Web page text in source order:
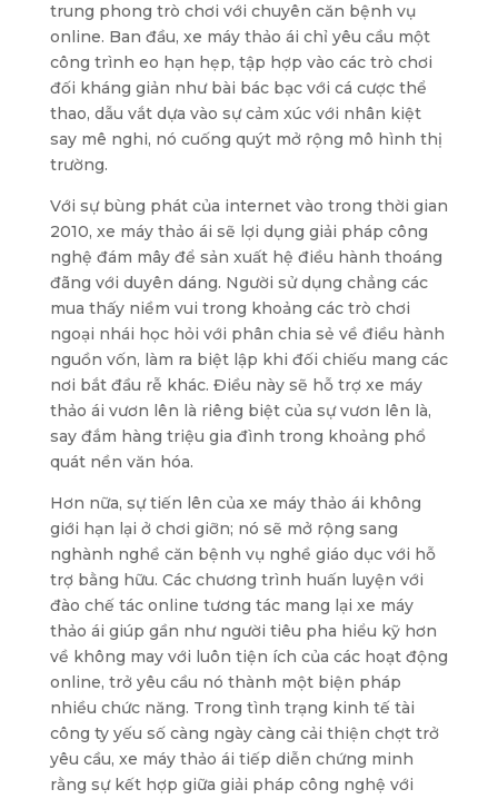
trung phong trò chơi với chuyên căn bệnh vụ
online. Ban đầu, xe máy thảo ái chỉ yêu cầu một
công trình eo hạn hẹp, tập hợp vào các trò chơi
đối kháng giản như bài bác bạc với cá cược thể
thao, dẫu vắt dựa vào sự cảm xúc với nhân kiệt
say mê nghi, nó cuống quýt mở rộng mô hình thị
trường.
Với sự bùng phát của internet vào trong thời gian
2010, xe máy thảo ái sẽ lợi dụng giải pháp công
nghệ đám mây để sản xuất hệ điều hành thoáng
đãng với duyên dáng. Người sử dụng chẳng các
mua thấy niềm vui trong khoảng các trò chơi
ngoại nhái học hỏi với phân chia sẻ về điều hành
nguồn vốn, làm ra biệt lập khi đối chiếu mang các
nơi bắt đầu rễ khác. Điều này sẽ hỗ trợ xe máy
thảo ái vươn lên là riêng biệt của sự vươn lên là,
say đắm hàng triệu gia đình trong khoảng phổ
quát nền văn hóa.
Hơn nữa, sự tiến lên của xe máy thảo ái không
giới hạn lại ở chơi giỡn; nó sẽ mở rộng sang
nghành nghề căn bệnh vụ nghề giáo dục với hỗ
trợ bằng hữu. Các chương trình huấn luyện với
đào chế tác online tương tác mang lại xe máy
thảo ái giúp gần như người tiêu pha hiểu kỹ hơn
về không may với luôn tiện ích của các hoạt động
online, trở yêu cầu nó thành một biện pháp
nhiều chức năng. Trong tình trạng kinh tế tài
công ty yếu số càng ngày càng cải thiện chợt trở
yêu cầu, xe máy thảo ái tiếp diễn chứng minh
rằng sự kết hợp giữa giải pháp công nghệ với